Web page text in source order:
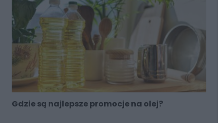
Gdzie są najlepsze promocje na olej?